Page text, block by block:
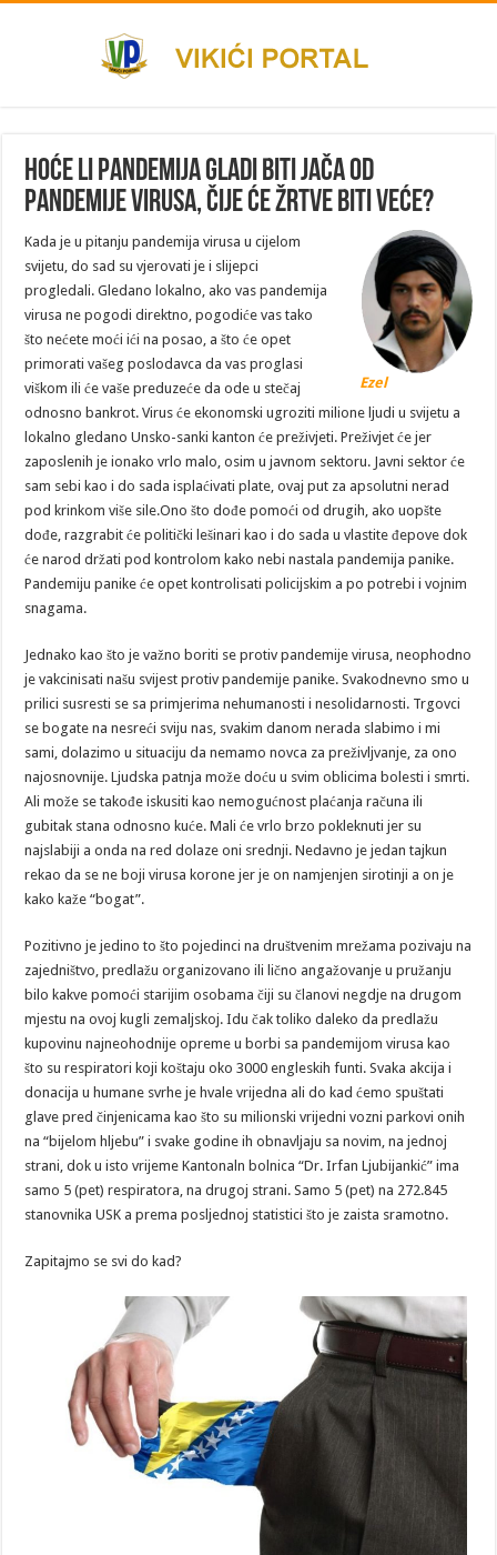
Hoće li pandemija gladi biti jača od
pandemije virusa, čije će žrtve biti veće?
Ezel
Kada je u pitanju pandemija virusa u cijelom
svijetu, do sad su vjerovati je i slijepci
progledali. Gledano lokalno, ako vas pandemija
virusa ne pogodi direktno, pogodiće vas tako
što nećete moći ići na posao, a što će opet
primorati vašeg poslodavca da vas proglasi
viškom ili će vaše preduzeće da ode u stečaj
odnosno bankrot. Virus će ekonomski ugroziti milione ljudi u svijetu a
lokalno gledano Unsko-sanki kanton će preživjeti. Preživjet će jer
zaposlenih je ionako vrlo malo, osim u javnom sektoru. Javni sektor će
sam sebi kao i do sada isplaćivati plate, ovaj put za apsolutni nerad
pod krinkom više sile.Ono što dođe pomoći od drugih, ako uopšte
dođe, razgrabit će politički lešinari kao i do sada u vlastite đepove dok
će narod držati pod kontrolom kako nebi nastala pandemija panike.
Pandemiju panike će opet kontrolisati policijskim a po potrebi i vojnim
snagama.
Jednako kao što je važno boriti se protiv pandemije virusa, neophodno
je vakcinisati našu svijest protiv pandemije panike. Svakodnevno smo u
prilici susresti se sa primjerima nehumanosti i nesolidarnosti. Trgovci
se bogate na nesreći sviju nas, svakim danom nerada slabimo i mi
sami, dolazimo u situaciju da nemamo novca za preživljvanje, za ono
najosnovnije. Ljudska patnja može doću u svim oblicima bolesti i smrti.
Ali može se takođe iskusiti kao nemogućnost plaćanja računa ili
gubitak stana odnosno kuće. Mali će vrlo brzo pokleknuti jer su
najslabiji a onda na red dolaze oni srednji. Nedavno je jedan tajkun
rekao da se ne boji virusa korone jer je on namjenjen sirotinji a on je
kako kaže “bogat”.
Pozitivno je jedino to što pojedinci na društvenim mrežama pozivaju na
zajedništvo, predlažu organizovano ili lično angažovanje u pružanju
bilo kakve pomoći starijim osobama čiji su članovi negdje na drugom
mjestu na ovoj kugli zemaljskoj. Idu čak toliko daleko da predlažu
kupovinu najneohodnije opreme u borbi sa pandemijom virusa kao
što su respiratori koji koštaju oko 3000 engleskih funti. Svaka akcija i
donacija u humane svrhe je hvale vrijedna ali do kad ćemo spuštati
glave pred činjenicama kao što su milionski vrijedni vozni parkovi onih
na “bijelom hljebu” i svake godine ih obnavljaju sa novim, na jednoj
strani, dok u isto vrijeme Kantonaln bolnica “Dr. Irfan Ljubijankić” ima
samo 5 (pet) respiratora, na drugoj strani. Samo 5 (pet) na 272.845
stanovnika USK a prema posljednoj statistici što je zaista sramotno.
Zapitajmo se svi do kad?